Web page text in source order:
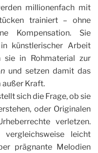
millionenfach mit
trainiert – ohne
Kompensation. Sie
künstlerischer Arbeit
sie in Rohmaterial zur
und setzen damit das
Kraft.
sich die Frage, ob sie
oder Originalen
verletzen.
leicht
prägnante Melodien